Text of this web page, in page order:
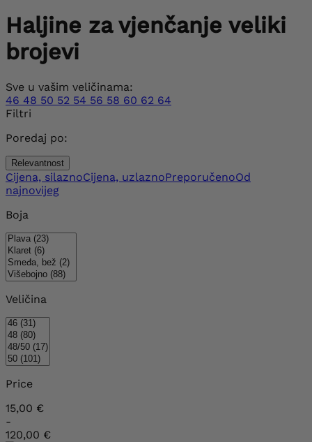
Haljine za vjenčanje veliki
brojevi
Sve u vašim veličinama:
46 48 50 52 54 56 58 60 62 64
Filtri
Poredaj po:
Relevantnost
Cijena, silaznoCijena, uzlaznoPreporučenoOd
najnovijeg
Boja
Veličina
Price
15,00 €
-
120,00 €